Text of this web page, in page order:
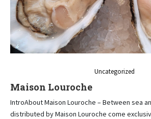
Uncategorized
Maison Louroche
IntroAbout Maison Louroche – Between sea
distributed by Maison Louroche come